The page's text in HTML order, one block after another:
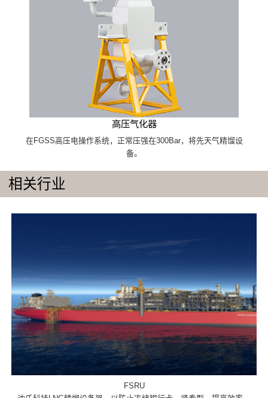
高压气化器
在FGSS高压电操作系统，正常压强在300Bar，将先天气精馏设
备。
相关行业
FSRU